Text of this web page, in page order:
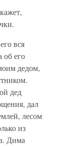
вся
об его
дедом,
дед
дал
лесом
из
Дима